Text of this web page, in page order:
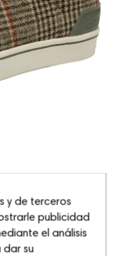
y de terceros
publicidad
el análisis
dar su